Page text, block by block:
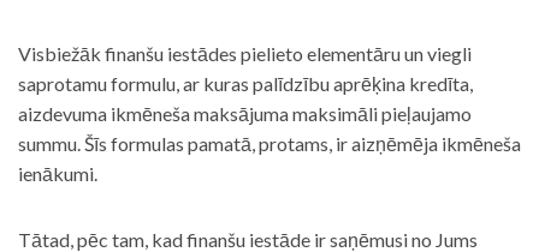
Visbiežāk finanšu iestādes pielieto elementāru un viegli
saprotamu formulu, ar kuras palīdzību aprēķina kredīta,
aizdevuma ikmēneša maksājuma maksimāli pieļaujamo
summu. Šīs formulas pamatā, protams, ir aizņēmēja ikmēneša
ienākumi.
Tātad, pēc tam, kad finanšu iestāde ir saņēmusi no Jums